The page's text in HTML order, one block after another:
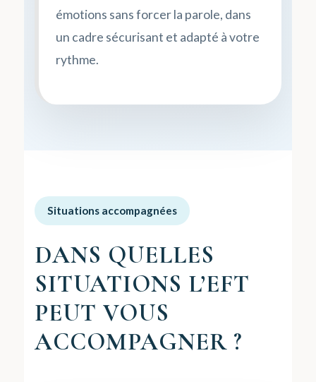
émotions sans forcer la parole, dans
un cadre sécurisant et adapté à votre
rythme.
Situations accompagnées
DANS QUELLES
SITUATIONS L’EFT
PEUT VOUS
ACCOMPAGNER ?